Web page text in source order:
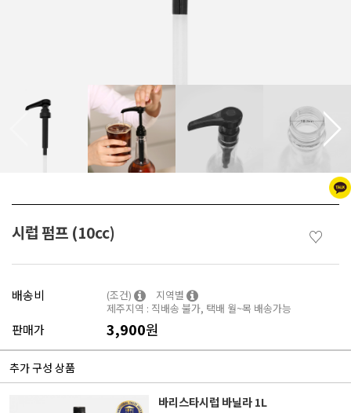
시럽 펌프 (10cc) ♡
배송비 (조건)
지역별
제주지역 : 직배송 불가, 택배 월~목 배송가능
판매가 3,900원
추가 구성 상품
바리스타시럽 바닐라 1L